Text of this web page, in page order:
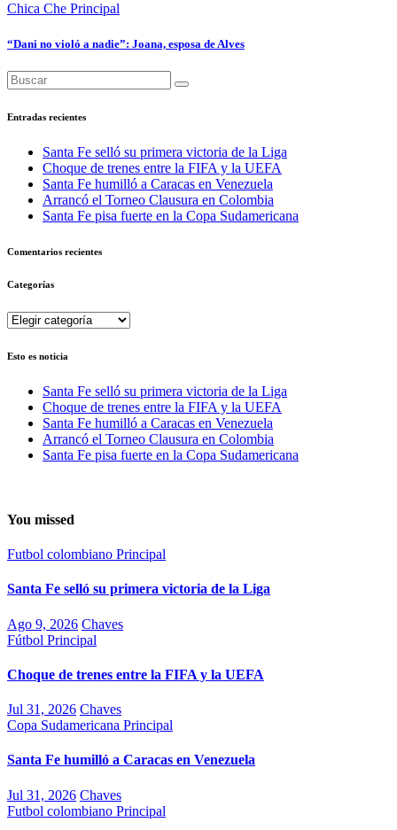
Chica Che Principal
“Dani no violó a nadie”: Joana, esposa de Alves
Entradas recientes
Santa Fe selló su primera victoria de la Liga
Choque de trenes entre la FIFA y la UEFA
Santa Fe humilló a Caracas en Venezuela
Arrancó el Torneo Clausura en Colombia
Santa Fe pisa fuerte en la Copa Sudamericana
Comentarios recientes
Categorías
Categorías
Esto es noticia
Santa Fe selló su primera victoria de la Liga
Choque de trenes entre la FIFA y la UEFA
Santa Fe humilló a Caracas en Venezuela
Arrancó el Torneo Clausura en Colombia
Santa Fe pisa fuerte en la Copa Sudamericana
You missed
Futbol colombiano Principal
Santa Fe selló su primera victoria de la Liga
Ago 9, 2026 Chaves
Fútbol Principal
Choque de trenes entre la FIFA y la UEFA
Jul 31, 2026 Chaves
Copa Sudamericana Principal
Santa Fe humilló a Caracas en Venezuela
Jul 31, 2026 Chaves
Futbol colombiano Principal